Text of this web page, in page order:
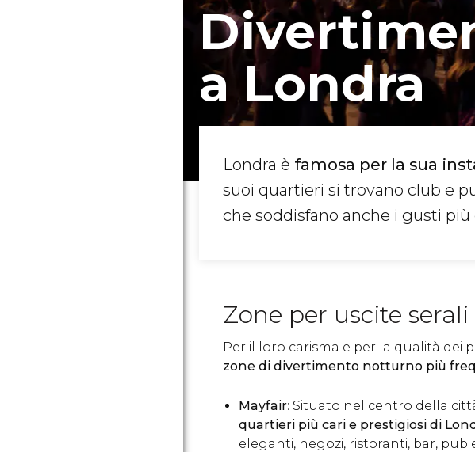
a Londra
Londra è famosa per la sua
suoi quartieri si trovano club e
che soddisfano anche i gusti
Zone per uscite serali
Per il loro carisma e per la qualità dei
zone di divertimento notturno più
Mayfair: Situato nel centro della
quartieri più cari e prestigiosi di
eleganti, negozi, ristoranti, bar, pub